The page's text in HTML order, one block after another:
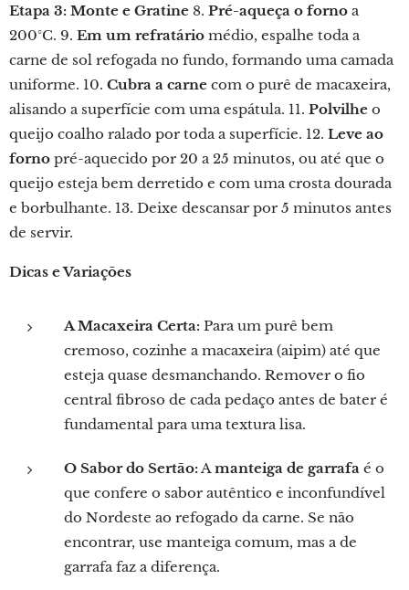
Etapa 3: Monte e Gratine 8. Pré-aqueça o forno a
200°C. 9. Em um refratário médio, espalhe toda a
carne de sol refogada no fundo, formando uma camada
uniforme. 10. Cubra a carne com o purê de macaxeira,
alisando a superfície com uma espátula. 11. Polvilhe o
queijo coalho ralado por toda a superfície. 12. Leve ao
forno pré-aquecido por 20 a 25 minutos, ou até que o
queijo esteja bem derretido e com uma crosta dourada
e borbulhante. 13. Deixe descansar por 5 minutos antes
de servir.
Dicas e Variações
A Macaxeira Certa: Para um purê bem
cremoso, cozinhe a macaxeira (aipim) até que
esteja quase desmanchando. Remover o fio
central fibroso de cada pedaço antes de bater é
fundamental para uma textura lisa.
O Sabor do Sertão:Amanteiga de garrafa é o
que confere o sabor autêntico e inconfundível
do Nordeste ao refogado da carne. Se não
encontrar, use manteiga comum, mas a de
garrafa faz a diferença.